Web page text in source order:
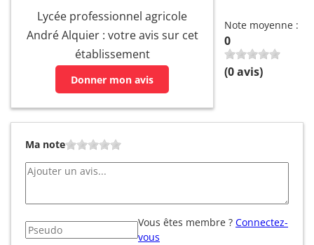
Lycée professionnel agricole
André Alquier : votre avis sur cet
établissement
Donner mon avis
Note moyenne :
0
(0avis)
Ma note
Vous êtes membre ? Connectez-
vous